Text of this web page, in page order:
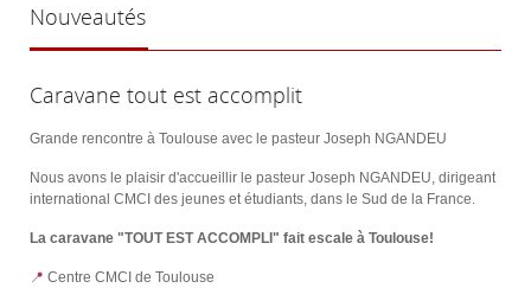
Nouveautés
Caravane tout est accomplit
Grande rencontre à Toulouse avec le pasteur Joseph NGANDEU
Nous avons le plaisir d'accueillir le pasteur Joseph NGANDEU, dirigeant
international CMCI des jeunes et étudiants, dans le Sud de la France.
La caravane "TOUT EST ACCOMPLI" fait escale à Toulouse!
📍 Centre CMCI de Toulouse